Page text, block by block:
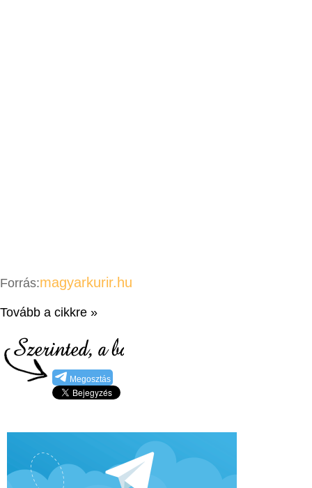
Forrás:magyarkurir.hu
Tovább a cikkre »
Megosztás